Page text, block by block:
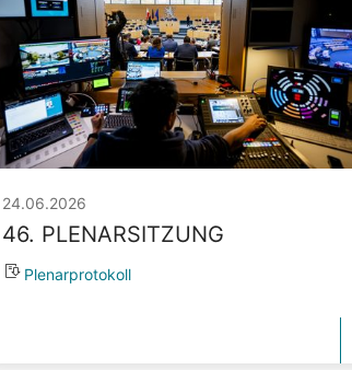
24.06.2026
46. PLENARSITZUNG
Plenarprotokoll